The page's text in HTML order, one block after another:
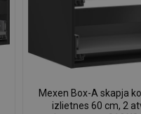
Mexen Box-A skapja
izlietnes 60 cm, 2